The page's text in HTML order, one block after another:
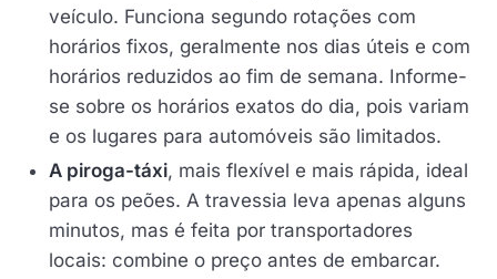
veículo. Funciona segundo rotações com
horários fixos, geralmente nos dias úteis e com
horários reduzidos ao fim de semana. Informe-
se sobre os horários exatos do dia, pois variam
e os lugares para automóveis são limitados.
A piroga-táxi, mais flexível e mais rápida, ideal
para os peões. A travessia leva apenas alguns
minutos, mas é feita por transportadores
locais: combine o preço antes de embarcar.